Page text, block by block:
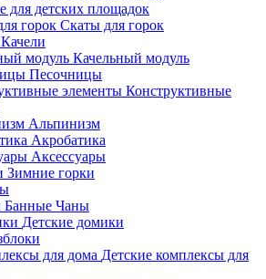
детских площадок
Скаты для горок
Качели
Качельный модуль
Песочницы
Конструктивные
Альпинизм
Акробатика
Аксессуары
Зимние горки
Банные Чаны
Детские домики
Детские комплексы для